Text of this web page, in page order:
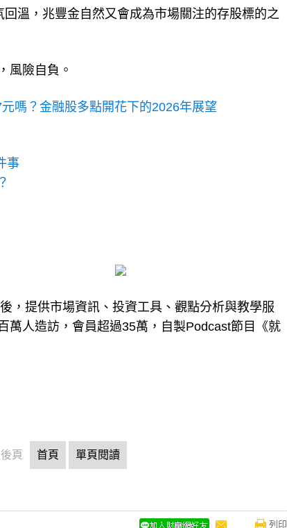
溫，兆豐金自然又會成為市場關注的存股標的之
風險自負。
嗎？金融股多點開花下的2026年展望
事
，提供市場資訊、投資工具、觀點分析與教學服
萬人造訪，會員超過35萬，自製Podcast節目《就
頁 首頁 單頁閱讀
列印